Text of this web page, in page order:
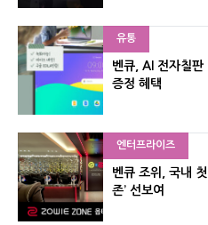
유통
벤큐, AI 전자칠
증정 혜택
엔터프라이즈
벤큐 조위, 국내
존’ 선보여